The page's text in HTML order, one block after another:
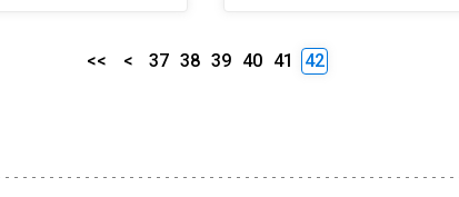
<< < 37 38 39 40 41 42